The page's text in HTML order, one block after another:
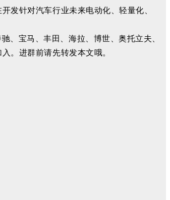
发针对汽车行业未来电动化、轻量化、
、宝马、丰田、海拉、博世、奥托立夫、
。进群前请先转发本文哦。